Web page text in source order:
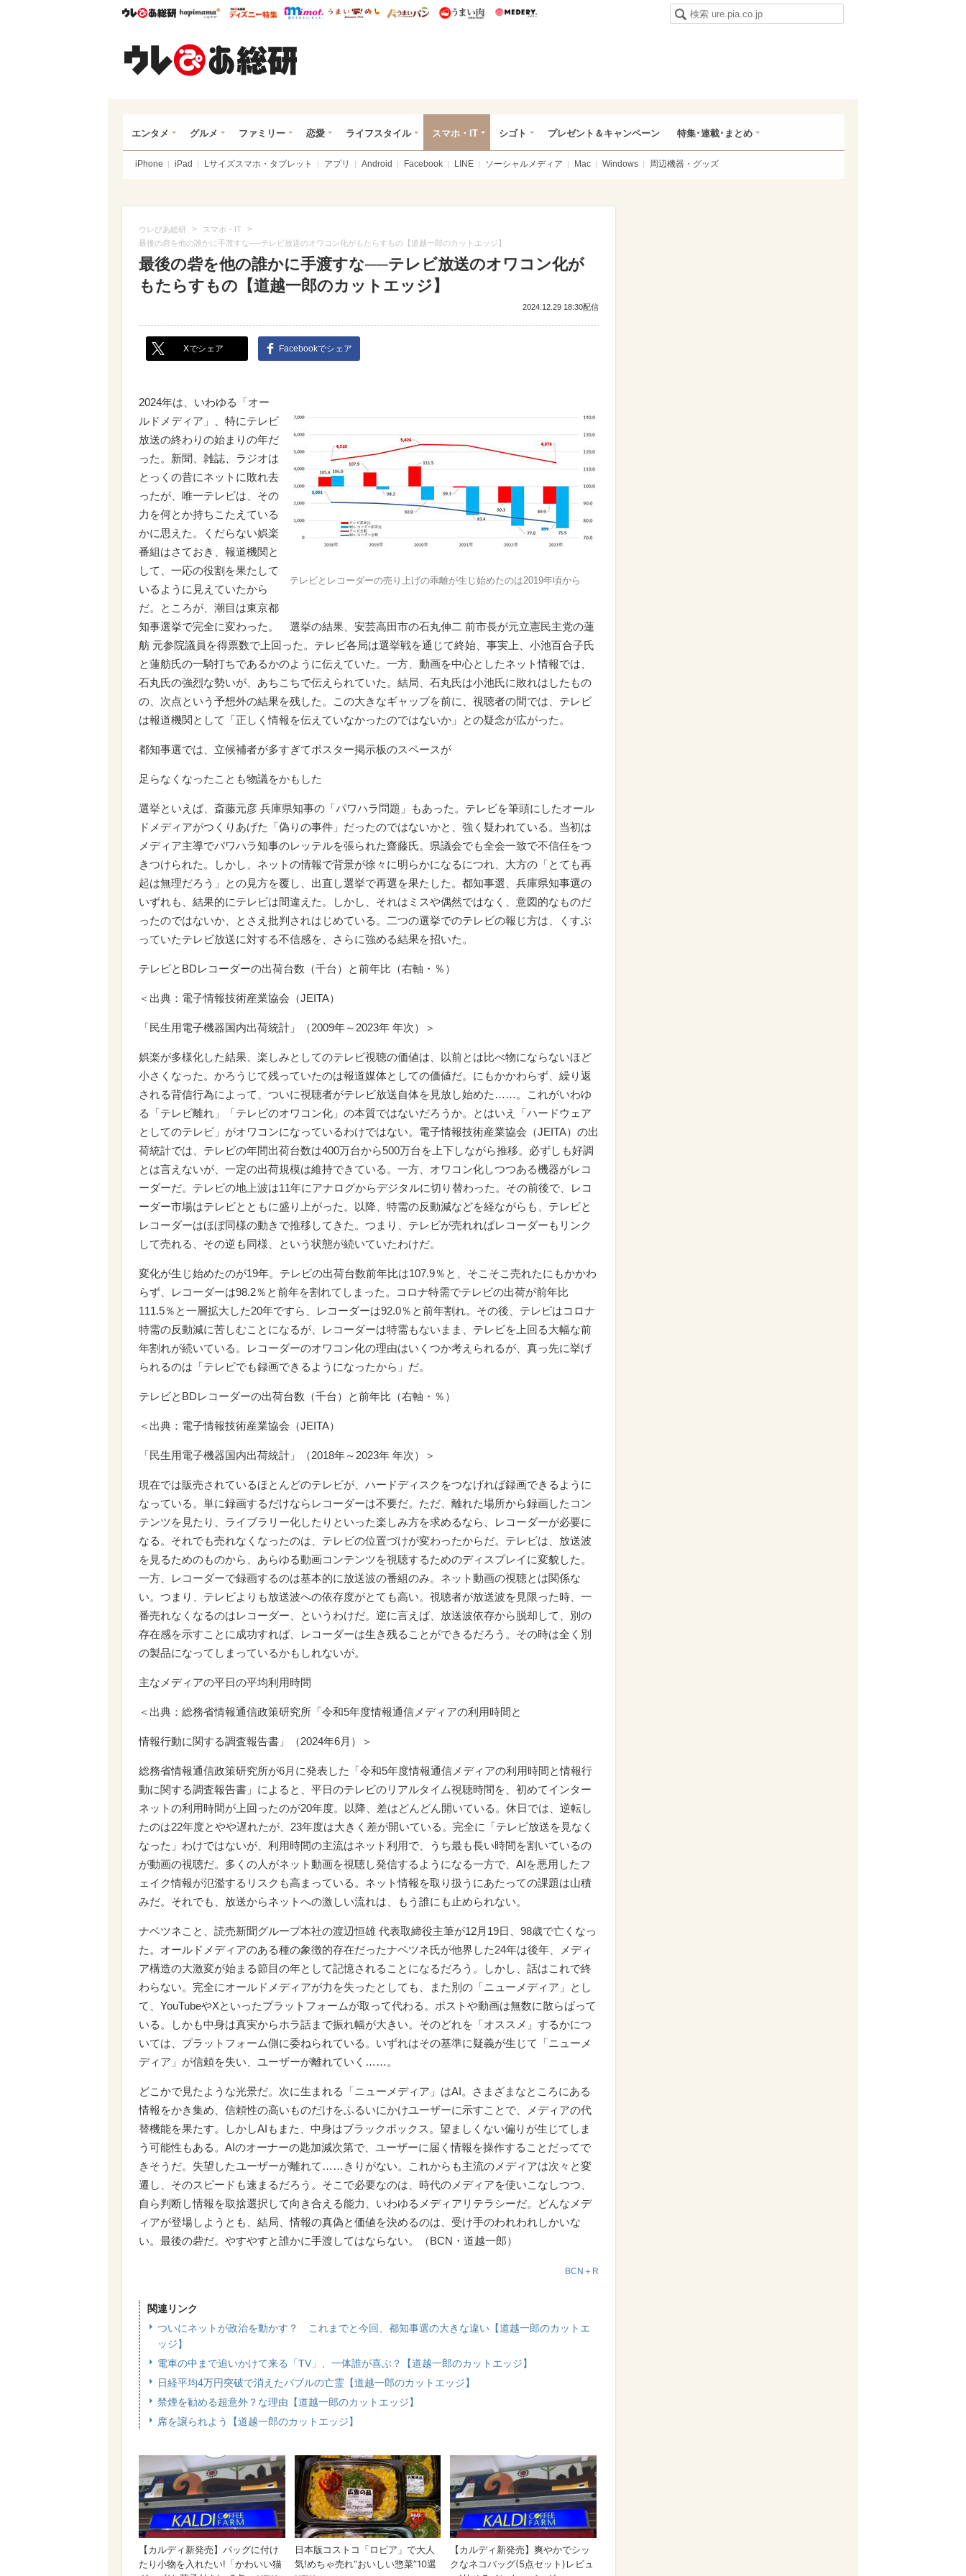
ウレぴあ総研ハピママ* ウレぴあ総研 ディズニー特集
mimot. うまいめし うまいパン うまい肉
エンタメ グルメ ファミリー 恋愛 ライフスタイル スマホ・IT シゴト プレゼント＆キャンペーン 特集･連載･まとめ
iPhone iPad Lサイズスマホ・タブレット アプリ Android Facebook LINE ソーシャルメディア Mac Windows 周辺機器・グッズ
ウレぴあ総研 > スマホ・IT >
最後の砦を他の誰かに手渡すな──テレビ放送のオワコン化がもたらすもの【道越一郎のカットエッジ】
最後の砦を他の誰かに手渡すな──テレビ放送のオワコン化が
もたらすもの【道越一郎のカットエッジ】
2024.12.29 18:30配信
Xでシェア Facebookでシェア
テレビとレコーダーの売り上げの乖離が生じ始めたのは2019年頃から
2024年は、いわゆる「オー
ルドメディア」、特にテレビ
放送の終わりの始まりの年だ
った。新聞、雑誌、ラジオは
とっくの昔にネットに敗れ去
ったが、唯一テレビは、その
力を何とか持ちこたえている
かに思えた。くだらない娯楽
番組はさておき、報道機関と
して、一応の役割を果たして
いるように見えていたから
だ。ところが、潮目は東京都
知事選挙で完全に変わった。 選挙の結果、安芸高田市の石丸伸二 前市長が元立憲民主党の蓮
舫 元参院議員を得票数で上回った。テレビ各局は選挙戦を通じて終始、事実上、小池百合子氏
と蓮舫氏の一騎打ちであるかのように伝えていた。一方、動画を中心としたネット情報では、
石丸氏の強烈な勢いが、あちこちで伝えられていた。結局、石丸氏は小池氏に敗れはしたもの
の、次点という予想外の結果を残した。この大きなギャップを前に、視聴者の間では、テレビ
は報道機関として「正しく情報を伝えていなかったのではないか」との疑念が広がった。
都知事選では、立候補者が多すぎてポスター掲示板のスペースが
足らなくなったことも物議をかもした
選挙といえば、斎藤元彦 兵庫県知事の「パワハラ問題」もあった。テレビを筆頭にしたオール
ドメディアがつくりあげた「偽りの事件」だったのではないかと、強く疑われている。当初は
メディア主導でパワハラ知事のレッテルを張られた齋藤氏。県議会でも全会一致で不信任をつ
きつけられた。しかし、ネットの情報で背景が徐々に明らかになるにつれ、大方の「とても再
起は無理だろう」との見方を覆し、出直し選挙で再選を果たした。都知事選、兵庫県知事選の
いずれも、結果的にテレビは間違えた。しかし、それはミスや偶然ではなく、意図的なものだ
ったのではないか、とさえ批判されはじめている。二つの選挙でのテレビの報じ方は、くすぶ
っていたテレビ放送に対する不信感を、さらに強める結果を招いた。
テレビとBDレコーダーの出荷台数（千台）と前年比（右軸・％）
＜出典：電子情報技術産業協会（JEITA）
「民生用電子機器国内出荷統計」（2009年～2023年 年次）＞
娯楽が多様化した結果、楽しみとしてのテレビ視聴の価値は、以前とは比べ物にならないほど
小さくなった。かろうじて残っていたのは報道媒体としての価値だ。にもかかわらず、繰り返
される背信行為によって、ついに視聴者がテレビ放送自体を見放し始めた……。これがいわゆ
る「テレビ離れ」「テレビのオワコン化」の本質ではないだろうか。とはいえ「ハードウェア
としてのテレビ」がオワコンになっているわけではない。電子情報技術産業協会（JEITA）の出
荷統計では、テレビの年間出荷台数は400万台から500万台を上下しながら推移。必ずしも好調
とは言えないが、一定の出荷規模は維持できている。一方、オワコン化しつつある機器がレコ
ーダーだ。テレビの地上波は11年にアナログからデジタルに切り替わった。その前後で、レコ
ーダー市場はテレビとともに盛り上がった。以降、特需の反動減などを経ながらも、テレビと
レコーダーはほぼ同様の動きで推移してきた。つまり、テレビが売れればレコーダーもリンク
して売れる、その逆も同様、という状態が続いていたわけだ。
変化が生じ始めたのが19年。テレビの出荷台数前年比は107.9％と、そこそこ売れたにもかかわ
らず、レコーダーは98.2％と前年を割れてしまった。コロナ特需でテレビの出荷が前年比
111.5％と一層拡大した20年ですら、レコーダーは92.0％と前年割れ。その後、テレビはコロナ
特需の反動減に苦しむことになるが、レコーダーは特需もないまま、テレビを上回る大幅な前
年割れが続いている。レコーダーのオワコン化の理由はいくつか考えられるが、真っ先に挙げ
られるのは「テレビでも録画できるようになったから」だ。
テレビとBDレコーダーの出荷台数（千台）と前年比（右軸・％）
＜出典：電子情報技術産業協会（JEITA）
「民生用電子機器国内出荷統計」（2018年～2023年 年次）＞
現在では販売されているほとんどのテレビが、ハードディスクをつなげれば録画できるように
なっている。単に録画するだけならレコーダーは不要だ。ただ、離れた場所から録画したコン
テンツを見たり、ライブラリー化したりといった楽しみ方を求めるなら、レコーダーが必要に
なる。それでも売れなくなったのは、テレビの位置づけが変わったからだ。テレビは、放送波
を見るためのものから、あらゆる動画コンテンツを視聴するためのディスプレイに変貌した。
一方、レコーダーで録画するのは基本的に放送波の番組のみ。ネット動画の視聴とは関係な
い。つまり、テレビよりも放送波への依存度がとても高い。視聴者が放送波を見限った時、一
番売れなくなるのはレコーダー、というわけだ。逆に言えば、放送波依存から脱却して、別の
存在感を示すことに成功すれば、レコーダーは生き残ることができるだろう。その時は全く別
の製品になってしまっているかもしれないが。
主なメディアの平日の平均利用時間
＜出典：総務省情報通信政策研究所「令和5年度情報通信メディアの利用時間と
情報行動に関する調査報告書」（2024年6月）＞
総務省情報通信政策研究所が6月に発表した「令和5年度情報通信メディアの利用時間と情報行
動に関する調査報告書」によると、平日のテレビのリアルタイム視聴時間を、初めてインター
ネットの利用時間が上回ったのが20年度。以降、差はどんどん開いている。休日では、逆転し
たのは22年度とやや遅れたが、23年度は大きく差が開いている。完全に「テレビ放送を見なく
なった」わけではないが、利用時間の主流はネット利用で、うち最も長い時間を割いているの
が動画の視聴だ。多くの人がネット動画を視聴し発信するようになる一方で、AIを悪用したフ
ェイク情報が氾濫するリスクも高まっている。ネット情報を取り扱うにあたっての課題は山積
みだ。それでも、放送からネットへの激しい流れは、もう誰にも止められない。
ナベツネこと、読売新聞グループ本社の渡辺恒雄 代表取締役主筆が12月19日、98歳で亡くなっ
た。オールドメディアのある種の象徴的存在だったナベツネ氏が他界した24年は後年、メディ
ア構造の大激変が始まる節目の年として記憶されることになるだろう。しかし、話はこれで終
わらない。完全にオールドメディアが力を失ったとしても、また別の「ニューメディア」とし
て、YouTubeやXといったプラットフォームが取って代わる。ポストや動画は無数に散らばって
いる。しかも中身は真実からホラ話まで振れ幅が大きい。そのどれを「オススメ」するかにつ
いては、プラットフォーム側に委ねられている。いずれはその基準に疑義が生じて「ニューメ
ディア」が信頼を失い、ユーザーが離れていく……。
どこかで見たような光景だ。次に生まれる「ニューメディア」はAI。さまざまなところにある
情報をかき集め、信頼性の高いものだけをふるいにかけユーザーに示すことで、メディアの代
替機能を果たす。しかしAIもまた、中身はブラックボックス。望ましくない偏りが生じてしま
う可能性もある。AIのオーナーの匙加減次第で、ユーザーに届く情報を操作することだってで
きそうだ。失望したユーザーが離れて……きりがない。これからも主流のメディアは次々と変
遷し、そのスピードも速まるだろう。そこで必要なのは、時代のメディアを使いこなしつつ、
自ら判断し情報を取捨選択して向き合える能力、いわゆるメディアリテラシーだ。どんなメデ
ィアが登場しようとも、結局、情報の真偽と価値を決めるのは、受け手のわれわれしかいな
い。最後の砦だ。やすやすと誰かに手渡してはならない。（BCN・道越一郎）
BCN＋R
関連リンク
ついにネットが政治を動かす？ これまでと今回、都知事選の大きな違い【道越一郎のカットエ
ッジ】
電車の中まで追いかけて来る「TV」、一体誰が喜ぶ？【道越一郎のカットエッジ】
日経平均4万円突破で消えたバブルの亡霊【道越一郎のカットエッジ】
禁煙を勧める超意外？な理由【道越一郎のカットエッジ】
席を譲られよう【道越一郎のカットエッジ】